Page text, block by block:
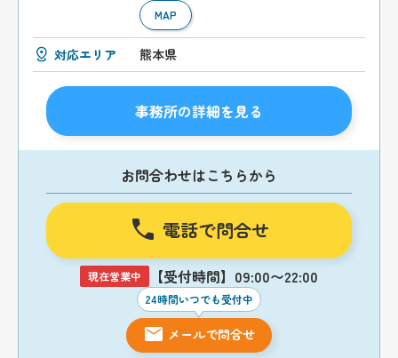
MAP
対応エリア 熊本県
事務所の詳細を見る
お問合わせはこちらから
電話で問合せ
現在営業中 【受付時間】09:00〜22:00
24時間いつでも受付中
メールで問合せ